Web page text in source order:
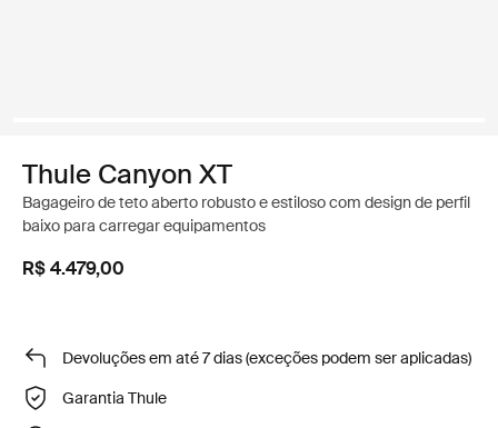
Thule Canyon XT
Bagageiro de teto aberto robusto e estiloso com design de perfil
baixo para carregar equipamentos
R$ 4.479,00
Devoluções em até 7 dias (exceções podem ser aplicadas)
Garantia Thule